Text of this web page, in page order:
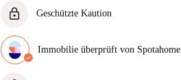
lock Geschützte Kaution
Kaution nicht zurückzahlt, tun wir es.
Mehr Informationen
Immobilie überprüft von Spotahome